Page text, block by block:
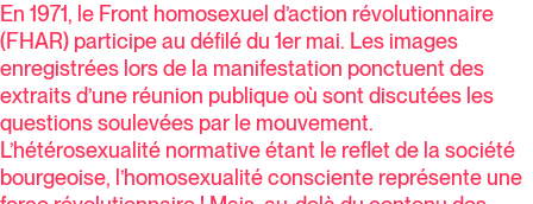
En 1971, le Front homosexuel d’action révolutionnaire
(FHAR) participe au défilé du 1er mai. Les images
enregistrées lors de la manifestation ponctuent des
extraits d’une réunion publique où sont discutées les
questions soulevées par le mouvement.
L’hétérosexualité normative étant le reflet de la société
bourgeoise, l’homosexualité consciente représente une